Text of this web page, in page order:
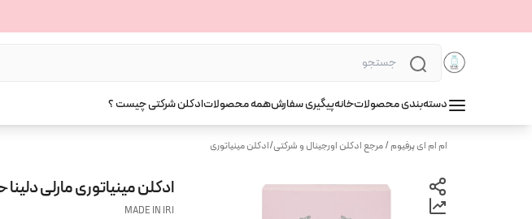
دسته‌بندی محصولاتخانهپیگیری سفارشهمه محصولاتادکلن شرکتی چیست ؟
ام ام ای پرفیوم / مرجع ادکلن اورجینال و شرکتی/ادکلن مینیاتوری
ادکلن مینیاتوری مارلی دلینا حجم 25 میل شرکت
MADE IN IRI